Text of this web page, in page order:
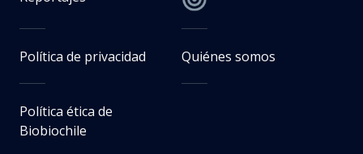
Política de privacidad Quiénes somos
Política ética de
Biobiochile